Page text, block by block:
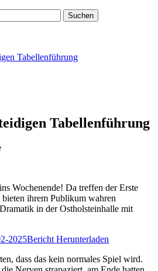
Tabellenführung
Tabellenführung
Wochenende! Da treffen der Erste
ihrem Publikum wahren
in der Ostholsteinhalle mit
2025Bericht Herunterladen
dass das kein normales Spiel wird.